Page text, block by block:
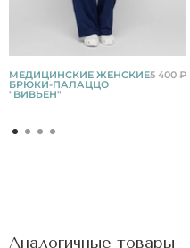
МЕДИЦИНСКИЕ ЖЕНСКИЕ
БРЮКИ-ПАЛАЦЦО
"ВИВЬЕН"
5 400 ₽
Аналогичные товары